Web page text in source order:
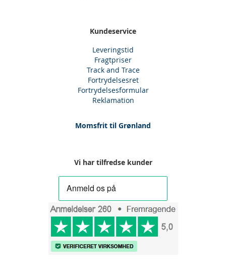
Kundeservice
Leveringstid
Fragtpriser
Track and Trace
Fortrydelsesret
Fortrydelsesformular
Reklamation
Momsfrit til Grønland
Vi har tilfredse kunder